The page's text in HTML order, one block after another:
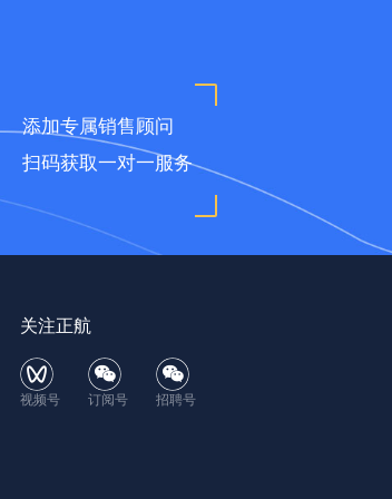
添加专属销售顾问
扫码获取一对一服务
关注正航
视频号 订阅号 招聘号